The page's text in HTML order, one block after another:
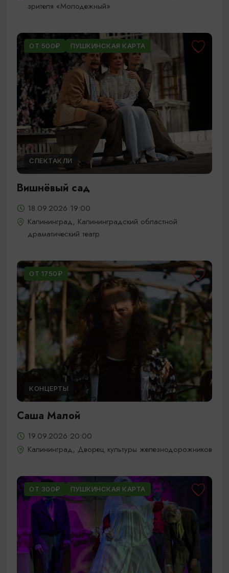
зрителя «Молодежный»
ОТ 500₽ ПУШКИНСКАЯ КАРТА
СПЕКТАКЛИ
Вишнёвый сад
18.09.2026 19:00
Калининград, Калининградский областной
драматический театр
ОТ 1750₽
КОНЦЕРТЫ
Саша Малой
19.09.2026 20:00
Калининград, Дворец культуры железнодорожников
ОТ 300₽ ПУШКИНСКАЯ КАРТА